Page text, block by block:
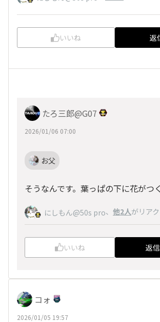
いいね 返
たろ三郎@G07
2026/01/06 07:00
お父
そうなんです。葉っぱの下に花がつ
にしもん@50s pro、 他2人がリア
いいね 返
コォ
2026/01/05 19:57